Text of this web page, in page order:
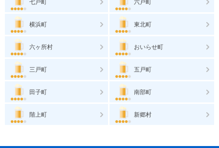
七戸町 六戸町
横浜町 東北町
六ヶ所村 おいらせ町
三戸町 五戸町
田子町 南部町
階上町 新郷村